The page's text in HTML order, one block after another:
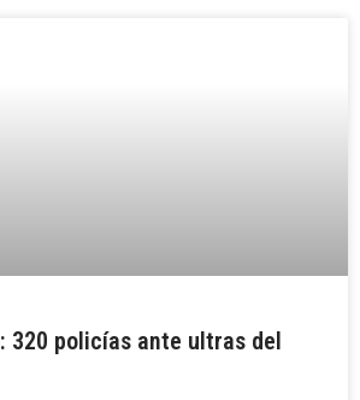
320 policías ante ultras del